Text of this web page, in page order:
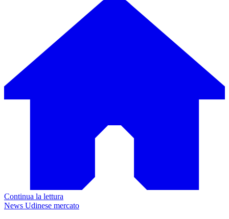
Continua la lettura
News Udinese mercato